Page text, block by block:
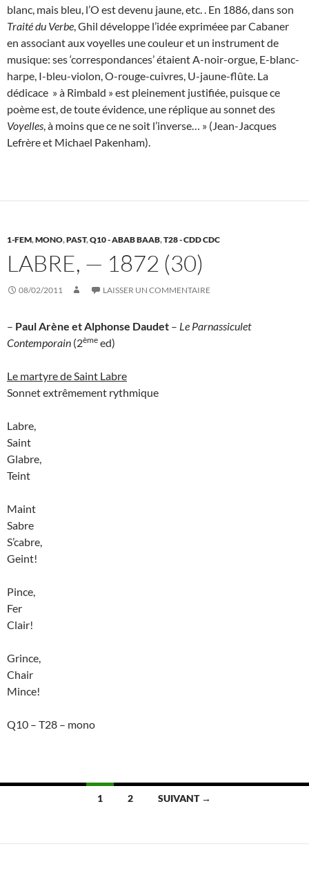
blanc, mais bleu, l’O est devenu jaune, etc. . En 1886, dans son
Traité du Verbe, Ghil développe l’idée expriméee par Cabaner
en associant aux voyelles une couleur et un instrument de
musique: ses ‘correspondances’ étaient A-noir-orgue, E-blanc-
harpe, I-bleu-violon, O-rouge-cuivres, U-jaune-flûte. La
dédicace » à Rimbald » est pleinement justifiée, puisque ce
poème est, de toute évidence, une réplique au sonnet des
Voyelles, à moins que ce ne soit l’inverse… » (Jean-Jacques
Lefrère et Michael Pakenham).
1-FEM,MONO,PAST,Q10 - ABAB BAAB,T28 - CDD CDC
LABRE, — 1872 (30)
08/02/2011 LAISSER UN COMMENTAIRE
– Paul Arène et Alphonse Daudet – Le Parnassiculet
Contemporain (2ème ed)
Le martyre de Saint Labre
Sonnet extrêmement rythmique
Labre,
Saint
Glabre,
Teint
Maint
Sabre
S’cabre,
Geint!
Pince,
Fer
Clair!
Grince,
Chair
Mince!
Q10 – T28 – mono
articles
1 2 SUIVANT →